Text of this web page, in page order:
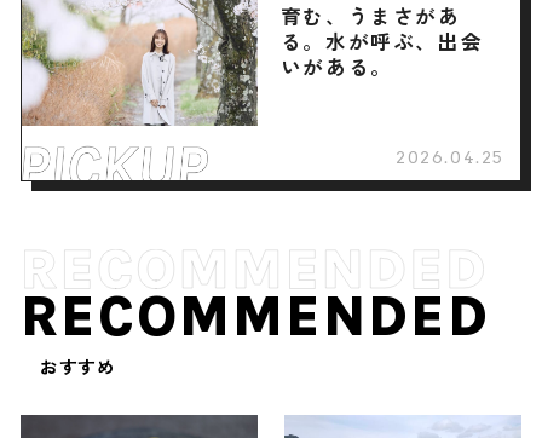
育む、うまさがあ
る。水が呼ぶ、出会
いがある。
2026.04.25
RECOMMENDED
おすすめ